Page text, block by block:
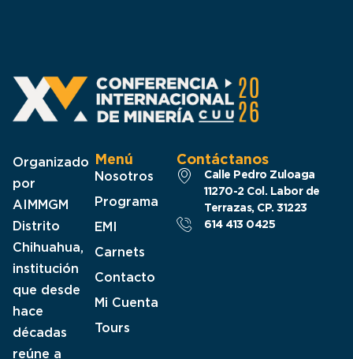
Organizado
por
AIMMGM
Distrito
Chihuahua,
institución
que desde
hace
décadas
reúne a
Menú
Nosotros
Programa
EMI
Carnets
Contacto
Mi Cuenta
Tours
Contáctanos
Calle Pedro Zuloaga
11270-2 Col. Labor de
Terrazas, CP. 31223​
614 413 0425